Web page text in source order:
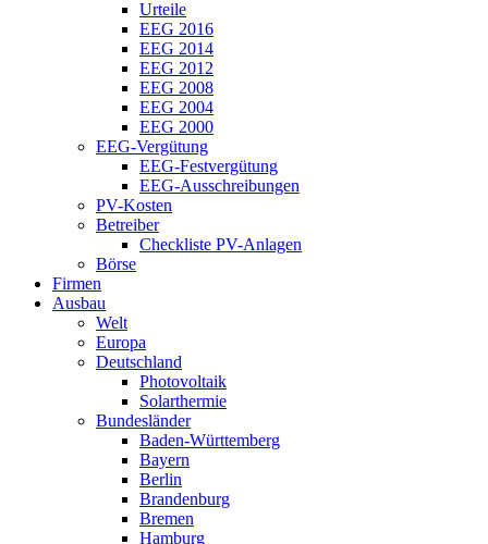
Urteile
EEG 2016
EEG 2014
EEG 2012
EEG 2008
EEG 2004
EEG 2000
EEG-Vergütung
EEG-Festvergütung
EEG-Ausschreibungen
PV-Kosten
Betreiber
Checkliste PV-Anlagen
Börse
Firmen
Ausbau
Welt
Europa
Deutschland
Photovoltaik
Solarthermie
Bundesländer
Baden-Württemberg
Bayern
Berlin
Brandenburg
Bremen
Hamburg